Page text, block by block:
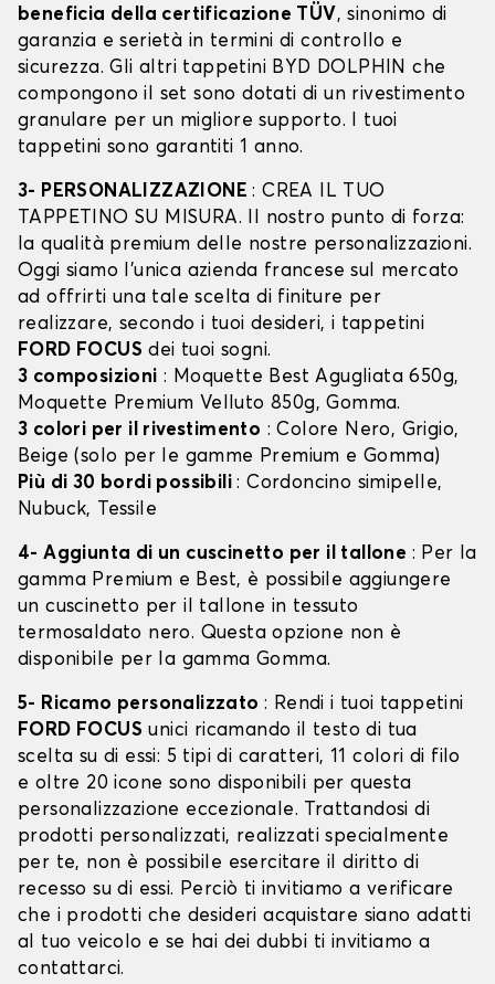
beneficia della certificazione TÜV, sinonimo di
garanzia e serietà in termini di controllo e
sicurezza. Gli altri tappetini BYD DOLPHIN che
compongono il set sono dotati di un rivestimento
granulare per un migliore supporto. I tuoi
tappetini sono garantiti 1 anno.
3- PERSONALIZZAZIONE: CREA IL TUO
TAPPETINO SU MISURA. Il nostro punto di forza:
la qualità premium delle nostre personalizzazioni.
Oggi siamo l’unica azienda francese sul mercato
ad offrirti una tale scelta di finiture per
realizzare, secondo i tuoi desideri, i tappetini
FORD FOCUS dei tuoi sogni.
3 composizioni : Moquette Best Agugliata 650g,
Moquette Premium Velluto 850g, Gomma.
3 colori per il rivestimento : Colore Nero, Grigio,
Beige (solo per le gamme Premium e Gomma)
Più di 30 bordi possibili: Cordoncino simipelle,
Nubuck, Tessile
4- Aggiunta di un cuscinetto per il tallone : Per la
gamma Premium e Best, è possibile aggiungere
un cuscinetto per il tallone in tessuto
termosaldato nero. Questa opzione non è
disponibile per la gamma Gomma.
5- Ricamo personalizzato : Rendi i tuoi tappetini
FORD FOCUS unici ricamando il testo di tua
scelta su di essi: 5 tipi di caratteri, 11 colori di filo
e oltre 20 icone sono disponibili per questa
personalizzazione eccezionale. Trattandosi di
prodotti personalizzati, realizzati specialmente
per te, non è possibile esercitare il diritto di
recesso su di essi. Perciò ti invitiamo a verificare
che i prodotti che desideri acquistare siano adatti
al tuo veicolo e se hai dei dubbi ti invitiamo a
contattarci.